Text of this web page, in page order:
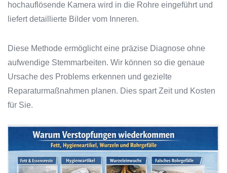
hochauflösende Kamera wird in die Rohre eingeführt und
liefert detaillierte Bilder vom Inneren.
Diese Methode ermöglicht eine präzise Diagnose ohne
aufwendige Stemmarbeiten. Wir können so die genaue
Ursache des Problems erkennen und gezielte
Reparaturmaßnahmen planen. Dies spart Zeit und Kosten
für Sie.